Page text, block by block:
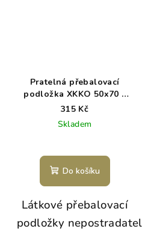
Pratelná přebalovací
podložka XKKO 50x70 -
Dream Catchers
315 Kč
Skladem
Do košíku
Látkové přebalovací
podložky